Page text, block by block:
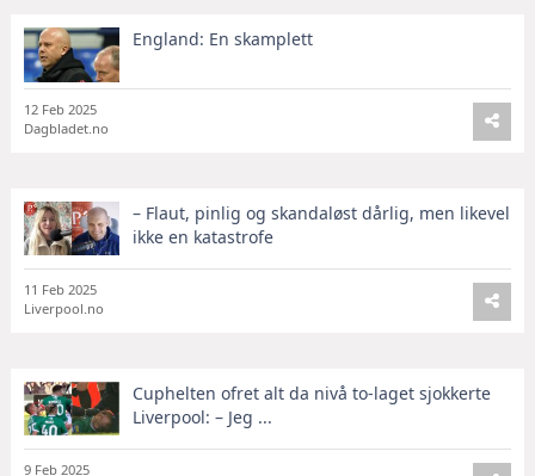
England: En skamplett
12 Feb 2025
Dagbladet.no
– Flaut, pinlig og skandaløst dårlig, men likevel
ikke en katastrofe
11 Feb 2025
Liverpool.no
Cuphelten ofret alt da nivå to-laget sjokkerte
Liverpool: – Jeg ...
9 Feb 2025